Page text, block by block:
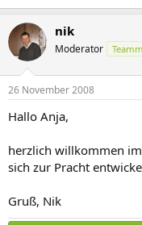
nik
Moderator
26 November 2008
Hallo Anja,
herzlich willkommen
sich zur Pracht
Gruß, Nik